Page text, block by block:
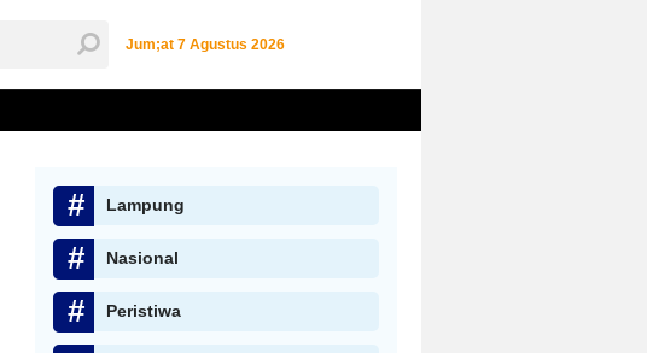
Jum;at 7 Agustus 2026
Lampung
Nasional
Peristiwa